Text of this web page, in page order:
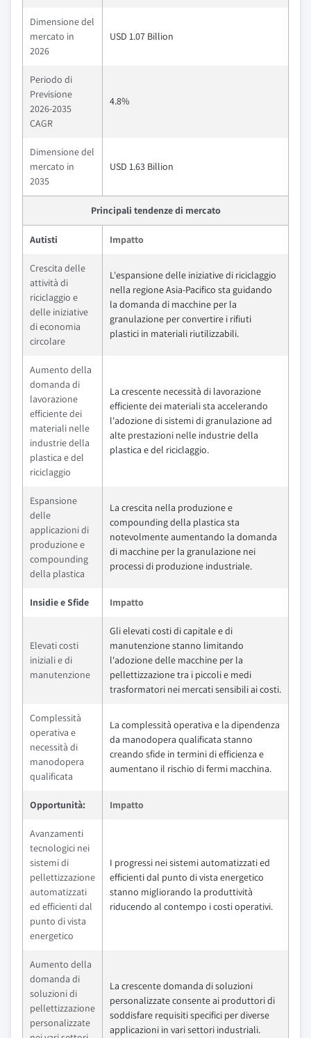
Dimensione del
mercato in
2026
USD 1.07 Billion
Periodo di
Previsione
2026-2035
CAGR
4.8%
Dimensione del
mercato in
2035
USD 1.63 Billion
Principali tendenze di mercato
Autisti Impatto
Crescita delle
attività di
riciclaggio e
delle iniziative
di economia
circolare
L'espansione delle iniziative di riciclaggio
nella regione Asia-Pacifico sta guidando
la domanda di macchine per la
granulazione per convertire i rifiuti
plastici in materiali riutilizzabili.
Aumento della
domanda di
lavorazione
efficiente dei
materiali nelle
industrie della
plastica e del
riciclaggio
La crescente necessità di lavorazione
efficiente dei materiali sta accelerando
l'adozione di sistemi di granulazione ad
alte prestazioni nelle industrie della
plastica e del riciclaggio.
Espansione
delle
applicazioni di
produzione e
compounding
della plastica
La crescita nella produzione e
compounding della plastica sta
notevolmente aumentando la domanda
di macchine per la granulazione nei
processi di produzione industriale.
Insidie e Sfide Impatto
Elevati costi
iniziali e di
manutenzione
Gli elevati costi di capitale e di
manutenzione stanno limitando
l'adozione delle macchine per la
pellettizzazione tra i piccoli e medi
trasformatori nei mercati sensibili ai costi.
Complessità
operativa e
necessità di
manodopera
qualificata
La complessità operativa e la dipendenza
da manodopera qualificata stanno
creando sfide in termini di efficienza e
aumentano il rischio di fermi macchina.
Opportunità: Impatto
Avanzamenti
tecnologici nei
sistemi di
pellettizzazione
automatizzati
ed efficienti dal
punto di vista
energetico
I progressi nei sistemi automatizzati ed
efficienti dal punto di vista energetico
stanno migliorando la produttività
riducendo al contempo i costi operativi.
Aumento della
domanda di
soluzioni di
pellettizzazione
personalizzate
La crescente domanda di soluzioni
personalizzate consente ai produttori di
soddisfare requisiti specifici per diverse
applicazioni in vari settori industriali.